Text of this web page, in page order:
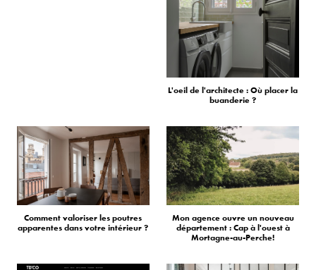
L'oeil de l'architecte : Où placer la
buanderie ?
Comment valoriser les poutres
apparentes dans votre intérieur ?
Mon agence ouvre un nouveau
département : Cap à l'ouest à
Mortagne-au-Perche!